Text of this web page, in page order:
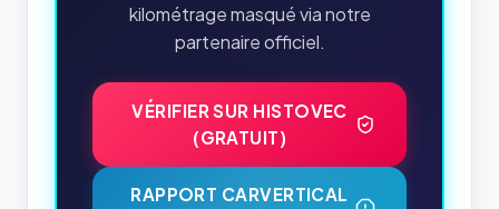
kilométrage masqué via notre
partenaire officiel.
VÉRIFIER SUR HISTOVEC
(GRATUIT)
RAPPORT CARVERTICAL